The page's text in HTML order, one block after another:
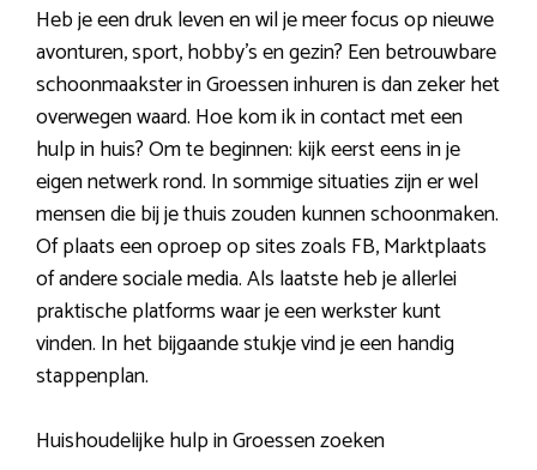
Heb je een druk leven en wil je meer focus op nieuwe
avonturen, sport, hobby’s en gezin? Een betrouwbare
schoonmaakster in Groessen inhuren is dan zeker het
overwegen waard. Hoe kom ik in contact met een
hulp in huis? Om te beginnen: kijk eerst eens in je
eigen netwerk rond. In sommige situaties zijn er wel
mensen die bij je thuis zouden kunnen schoonmaken.
Of plaats een oproep op sites zoals FB, Marktplaats
of andere sociale media. Als laatste heb je allerlei
praktische platforms waar je een werkster kunt
vinden. In het bijgaande stukje vind je een handig
stappenplan.
Huishoudelijke hulp in Groessen zoeken